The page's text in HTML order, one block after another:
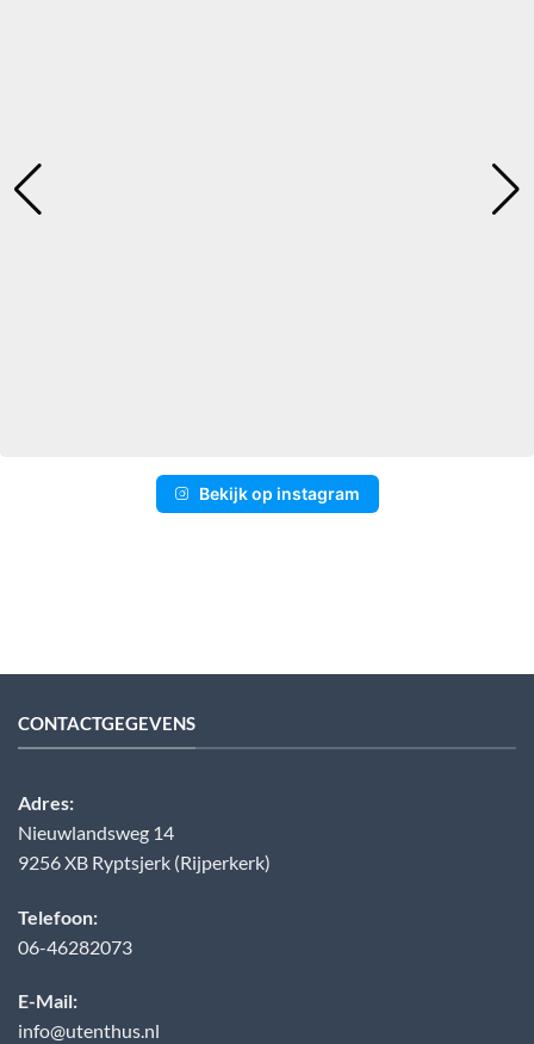
Bekijk op instagram
CONTACTGEGEVENS
Adres:
Nieuwlandsweg 14
9256 XB Ryptsjerk (Rijperkerk)
Telefoon:
06-46282073
E-Mail:
info@utenthus.nl